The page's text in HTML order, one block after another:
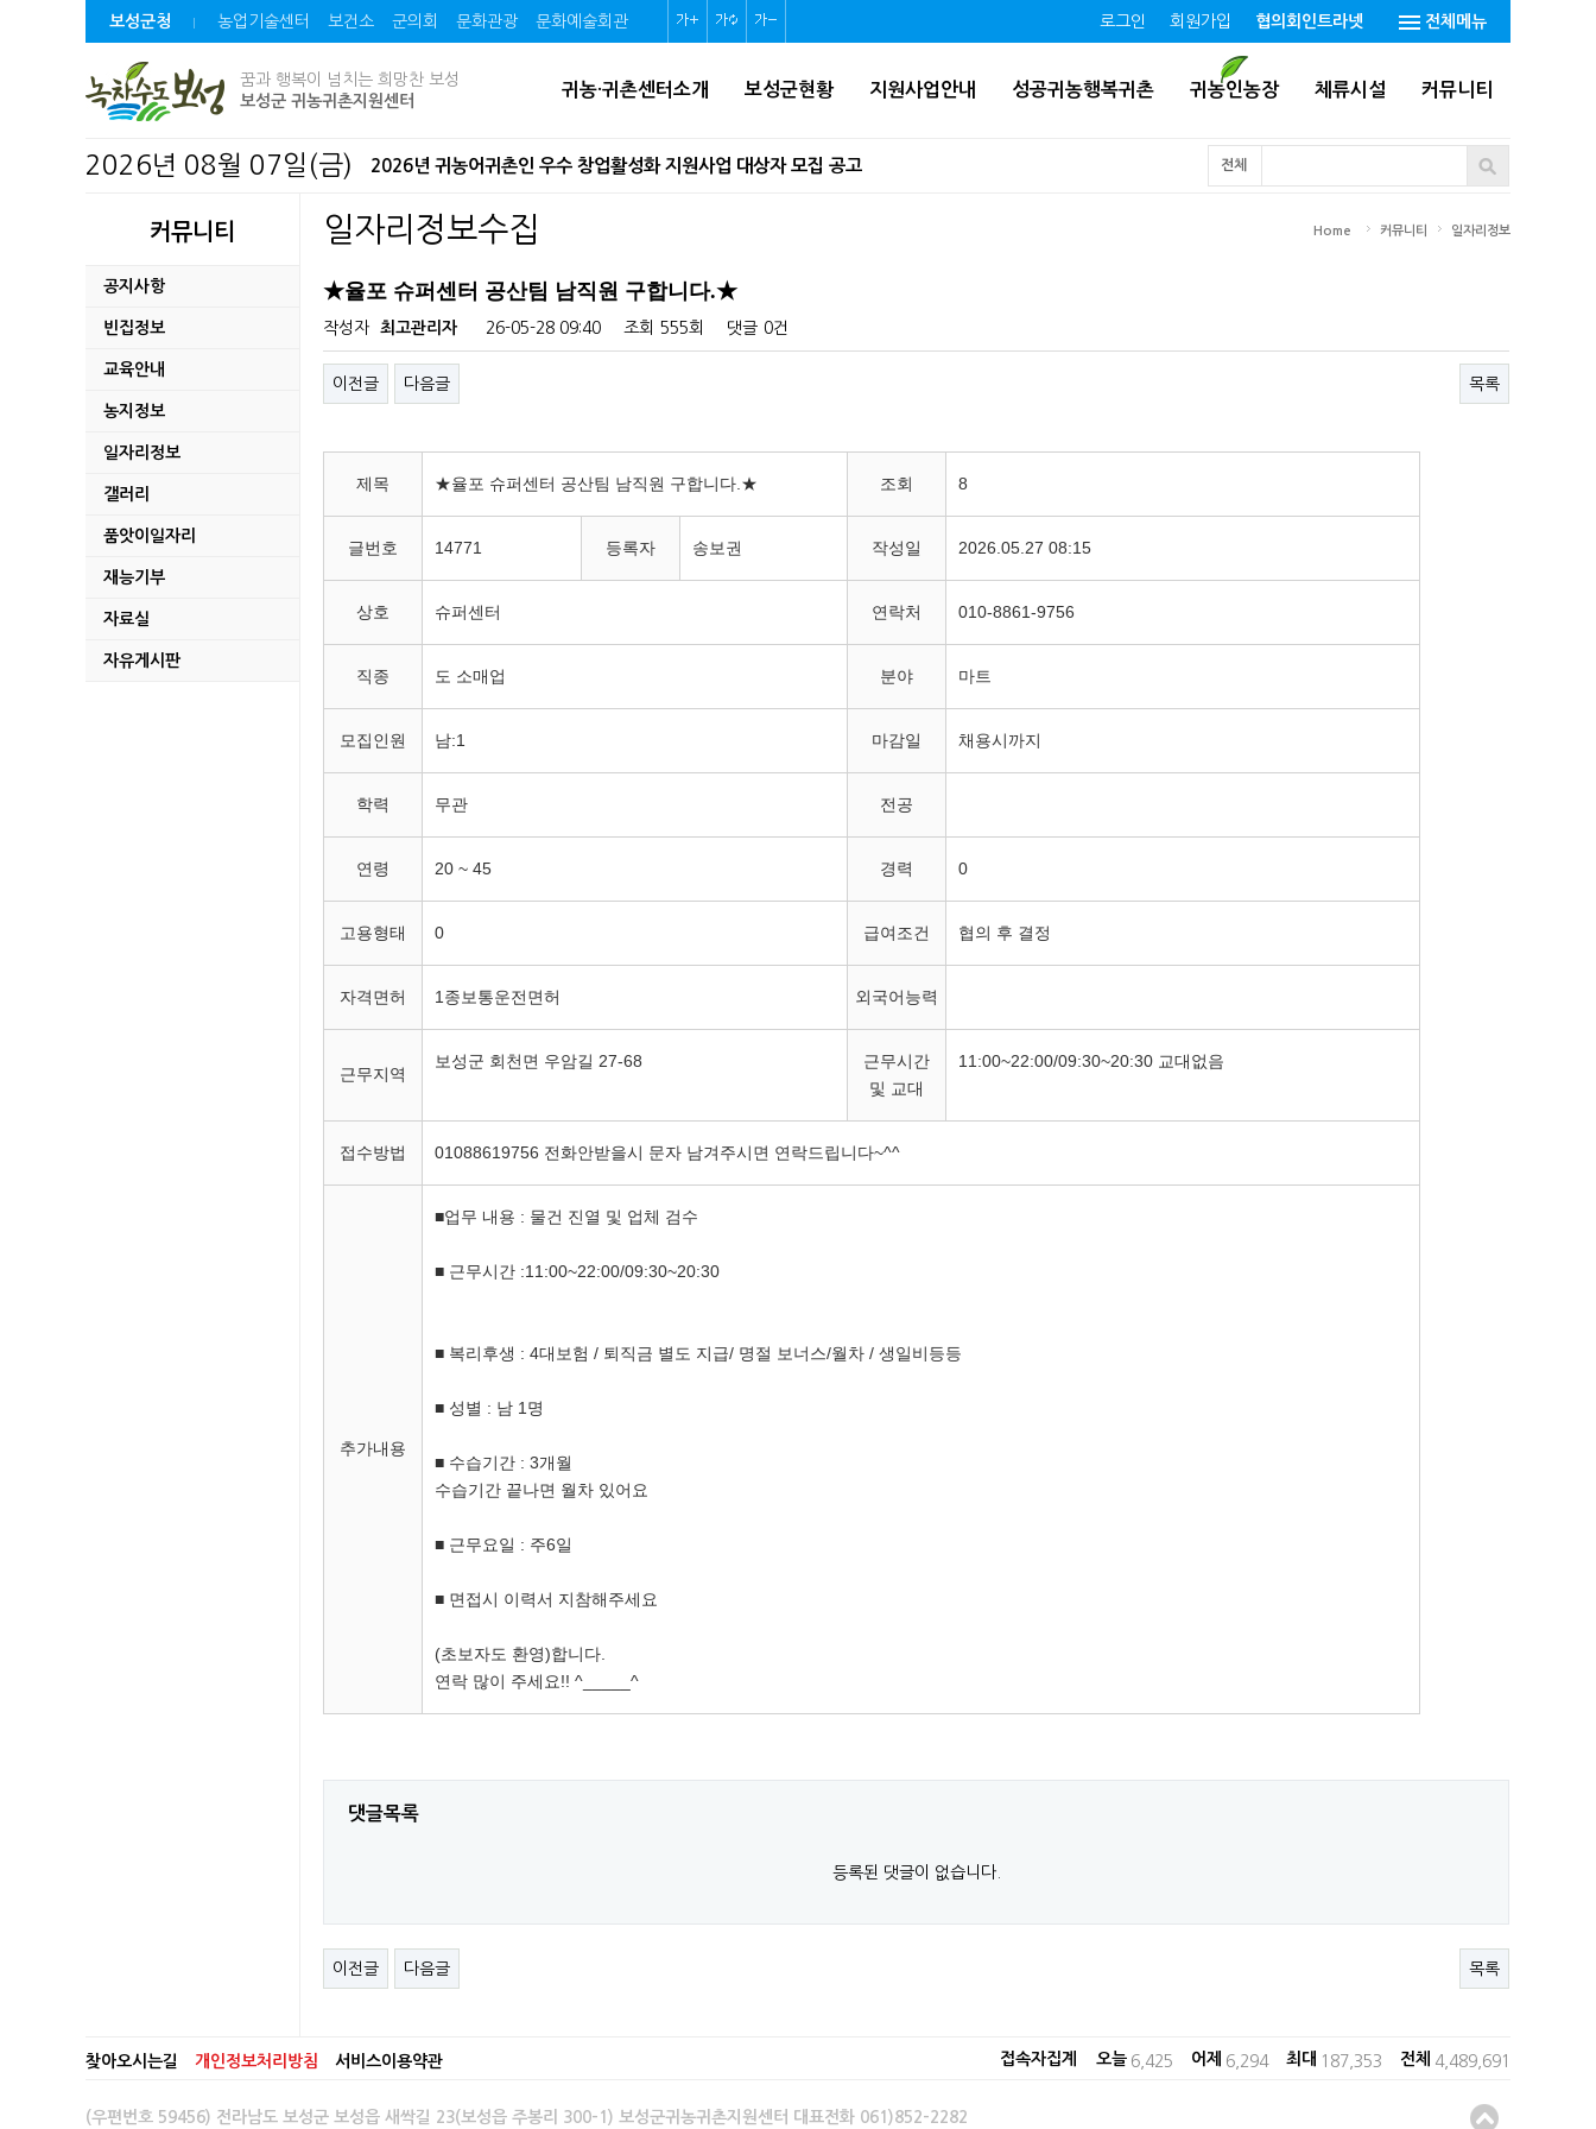
보성군청 농업기술센터 보건소 군의회 문화관광 문화예술회관 글
글
글 로그인 회원가입 협의회인트라넷 전체메뉴
꿈과 행복이 넘치는 희망찬 보성
보성군 귀농귀촌지원센터
귀농·귀촌센터소개 보성군현황 지원사업안내 성공귀농행복귀촌 귀농인농장 체류시설 커뮤니티
2026년 08월 07일(금) 2026년 귀농어귀촌인 우수 창업활성화 지원사업 대상자 모집 공고
보성군, 청년 창업기업 ‘홀로서기’ 후속 지원 나선다!(인구정책과)
2026년 보성 청년 네트워크 조성사업 모집 공고
2026년「AI 디지털배움터」 교육 신청 안내
2026년 청년농업인 스타트업(초기창업) 지원사업 모집 재공고
지적기준점 성과 및 폐기 고시
2026년 명량대첩 조선수군재건로 프로그램 운영 지원사업 공모
파크골프 이용 전 꼭 확인하세요!
연일 이어지는 폭염, 주의하세요!
2026년 보성청년 창업 후속지원사업 참여자 모집 공고
보성 군관리계획(용도지역, 체육시설) 결정(변경) 지형도면 승인 고시
무단방치 된 자동차 자진처리 및 견인예고 공고
2026년 중동사태 어업용 면세유 유가연동보조금 지원사업 추가 신청 공고
전체
커뮤니티
공지사항
빈집정보
교육안내
농지정보
일자리정보
갤러리
품앗이일자리
재능기부
자료실
자유게시판
Home 커뮤니티 일자리정보
일자리정보수집
★율포 슈퍼센터 공산팀 남직원 구합니다.★
작성자 최고관리자 26-05-28 09:40 조회 555회 댓글 0건
이전글 다음글 목록
제목 ★율포 슈퍼센터 공산팀 남직원 구합니다.★ 조회 8
글번호 14771 등록자 송보권 작성일 2026.05.27 08:15
상호 슈퍼센터 연락처 010-8861-9756
직종 도 소매업 분야 마트
모집인원 남:1 마감일 채용시까지
학력 무관 전공
연령 20 ~ 45 경력 0
고용형태 0 급여조건 협의 후 결정
자격면허 1종보통운전면허 외국어능력
근무지역
보성군 회천면 우암길 27-68
근무시간
및 교대
11:00~22:00/09:30~20:30 교대없음
접수방법 01088619756 전화안받을시 문자 남겨주시면 연락드립니다~^^
추가내용
■업무 내용 : 물건 진열 및 업체 검수
■ 근무시간 :11:00~22:00/09:30~20:30
■ 복리후생 : 4대보험 / 퇴직금 별도 지급/ 명절 보너스/월차 / 생일비등등
■ 성별 : 남 1명
■ 수습기간 : 3개월
수습기간 끝나면 월차 있어요
■ 근무요일 : 주6일
■ 면접시 이력서 지참해주세요
(초보자도 환영)합니다.
연락 많이 주세요!! ^_____^
댓글목록
등록된 댓글이 없습니다.
이전글 다음글 목록
찾아오시는길 개인정보처리방침 서비스이용약관 접속자집계 오늘 6,425 어제 6,294 최대 187,353 전체 4,489,691
(우편번호 59456) 전라남도 보성군 보성읍 새싹길 23(보성읍 주봉리 300-1) 보성군귀농귀촌지원센터 대표전화 061)852-2282